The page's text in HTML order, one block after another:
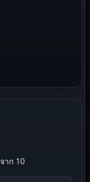
จาก 10